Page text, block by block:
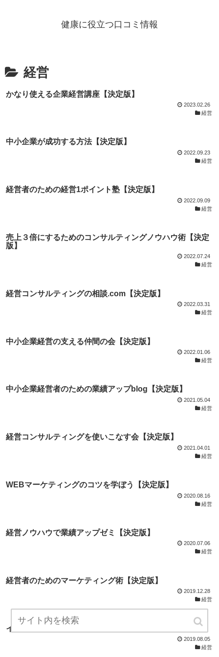
健康に役立つ口コミ情報
経営
かなり使える企業経営講座【決定版】
2023.02.26
経営
中小企業が成功する方法【決定版】
2022.09.23
経営
経営者のための経営1ポイント塾【決定版】
2022.09.09
経営
売上３倍にするためのコンサルティングノウハウ術【決定
版】
2022.07.24
経営
経営コンサルティングの相談.com【決定版】
2022.03.31
経営
中小企業経営の支える仲間の会【決定版】
2022.01.06
経営
中小企業経営者のための業績アップblog【決定版】
2021.05.04
経営
経営コンサルティングを使いこなす会【決定版】
2021.04.01
経営
WEBマーケティングのコツを学ぼう【決定版】
2020.08.16
経営
経営ノウハウで業績アップゼミ【決定版】
2020.07.06
経営
経営者のためのマーケティング術【決定版】
2019.12.28
経営
インターネットでビジネスを成功させる方法【決定版】
2019.08.05
経営